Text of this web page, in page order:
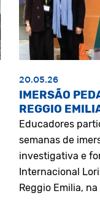
20.05.26
IMERSÃO
REGGIO
Educadores
semanas de
investigativa e
Internacional
Reggio Emilia,